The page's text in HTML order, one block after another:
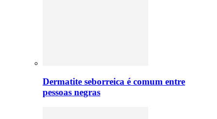
Dermatite seborreica é comum entre
pessoas negras